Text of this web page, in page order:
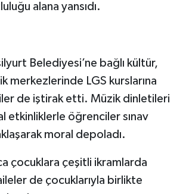
alana yansıdı.
Belediyesi’ne bağlı kültür,
merkezlerinde LGS kurslarına
de iştirak etti. Müzik dinletileri
etkinliklerle öğrenciler sınav
moral depoladı.
çocuklara çeşitli ikramlarda
de çocuklarıyla birlikte